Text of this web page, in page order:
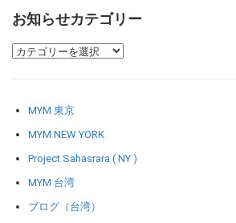
お知らせカテゴリー
MYM 東京
MYM NEW YORK
Project Sahasrara ( NY )
MYM 台湾
ブログ（台湾）